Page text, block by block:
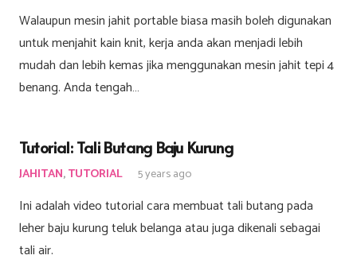
Walaupun mesin jahit portable biasa masih boleh digunakan
untuk menjahit kain knit, kerja anda akan menjadi lebih
mudah dan lebih kemas jika menggunakan mesin jahit tepi 4
benang. Anda tengah…
Tutorial: Tali Butang Baju Kurung
JAHITAN,TUTORIAL 5 years ago
Ini adalah video tutorial cara membuat tali butang pada
leher baju kurung teluk belanga atau juga dikenali sebagai
tali air.